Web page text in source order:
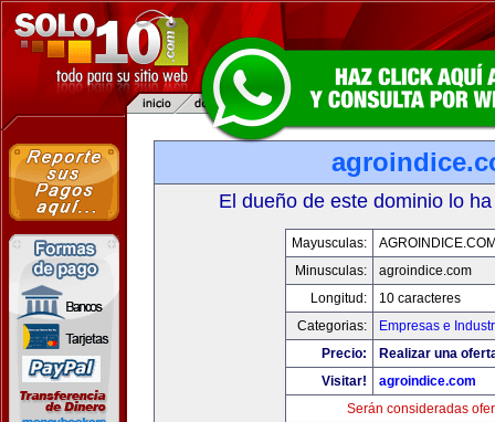
El dueño de este dominio lo
Mayusculas:
Minusculas:
agroindice.com
Longitud:
10 caracteres
Categorias:
Empresas e
Precio:
Realizar una
Visitar!
agroindice.com
Serán consideradas